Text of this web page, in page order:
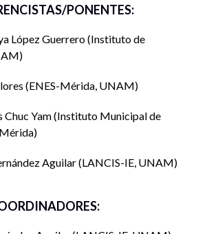
PONENTES:
López Guerrero Instituto de
ENES-Mérida, UNAM
Chuc Yam Instituto Municipal de
Aguilar LANCIS-IE, UNAM